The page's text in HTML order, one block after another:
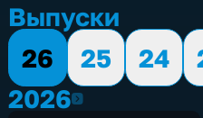
Выпуски
26
25 24
20262026